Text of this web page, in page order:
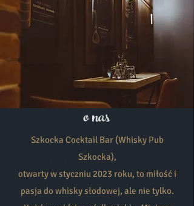
o nas
THIS IS A GREAT PLACE FOR
YOU
Szkocka Cocktail Bar (Whisky Pub
Szkocka),
otwarty w styczniu 2023 roku, to miłość i
pasja do whisky słodowej, ale nie tylko.